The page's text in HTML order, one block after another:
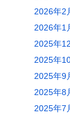
2026年2
2026年1
2025年
2025年
2025年9
2025年8
2025年7